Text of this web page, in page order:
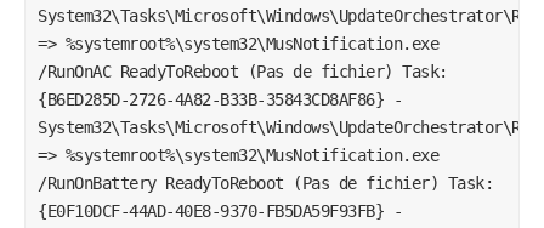
=> %systemroot%\system32\MusNotification.exe
/RunOnAC ReadyToReboot (Pas de fichier) Task:
{B6ED285D-2726-4A82-B33B-35843CD8AF86} -
=> %systemroot%\system32\MusNotification.exe
/RunOnBattery ReadyToReboot (Pas de fichier) Task:
{E0F10DCF-44AD-40E8-9370-FB5DA59F93FB} -